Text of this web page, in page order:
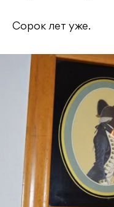
Сорок лет уже.